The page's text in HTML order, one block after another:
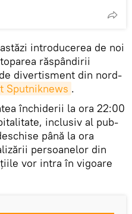
introducerea de noi
răspândirii
divertisment din nord-
Sputniknews .
închiderii la ora 22:00
inclusiv al pub-
până la ora
persoanelor din
vor intra în vigoare